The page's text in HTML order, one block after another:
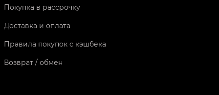
Покупка в рассрочку
Доставка и оплата
Правила покупок с кэшбека
Возврат / обмен